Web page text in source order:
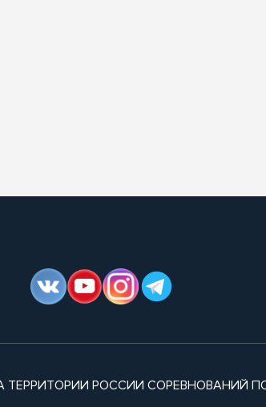
РОССИИ СОРЕВНОВАНИЙ